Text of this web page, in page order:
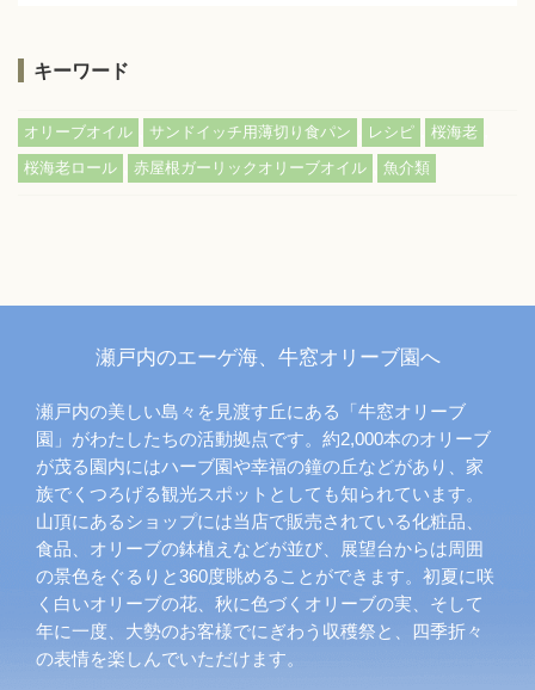
キーワード
オリーブオイル サンドイッチ用薄切り食パン レシピ 桜海老
桜海老ロール 赤屋根ガーリックオリーブオイル 魚介類
瀬戸内のエーゲ海、牛窓オリーブ園へ
瀬戸内の美しい島々を見渡す丘にある「牛窓オリーブ
園」がわたしたちの活動拠点です。約2,000本のオリーブ
が茂る園内にはハーブ園や幸福の鐘の丘などがあり、家
族でくつろげる観光スポットとしても知られています。
山頂にあるショップには当店で販売されている化粧品、
食品、オリーブの鉢植えなどが並び、展望台からは周囲
の景色をぐるりと360度眺めることができます。初夏に咲
く白いオリーブの花、秋に色づくオリーブの実、そして
年に一度、大勢のお客様でにぎわう収穫祭と、四季折々
の表情を楽しんでいただけます。